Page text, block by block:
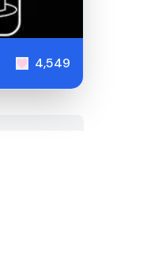
4,549